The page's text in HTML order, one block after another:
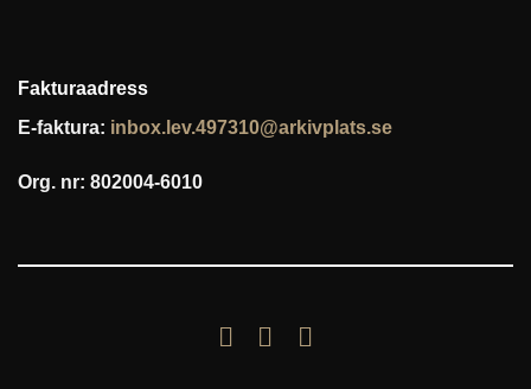
Fakturaadress
E-faktura: inbox.lev.497310@arkivplats.se
Org. nr: 802004-6010